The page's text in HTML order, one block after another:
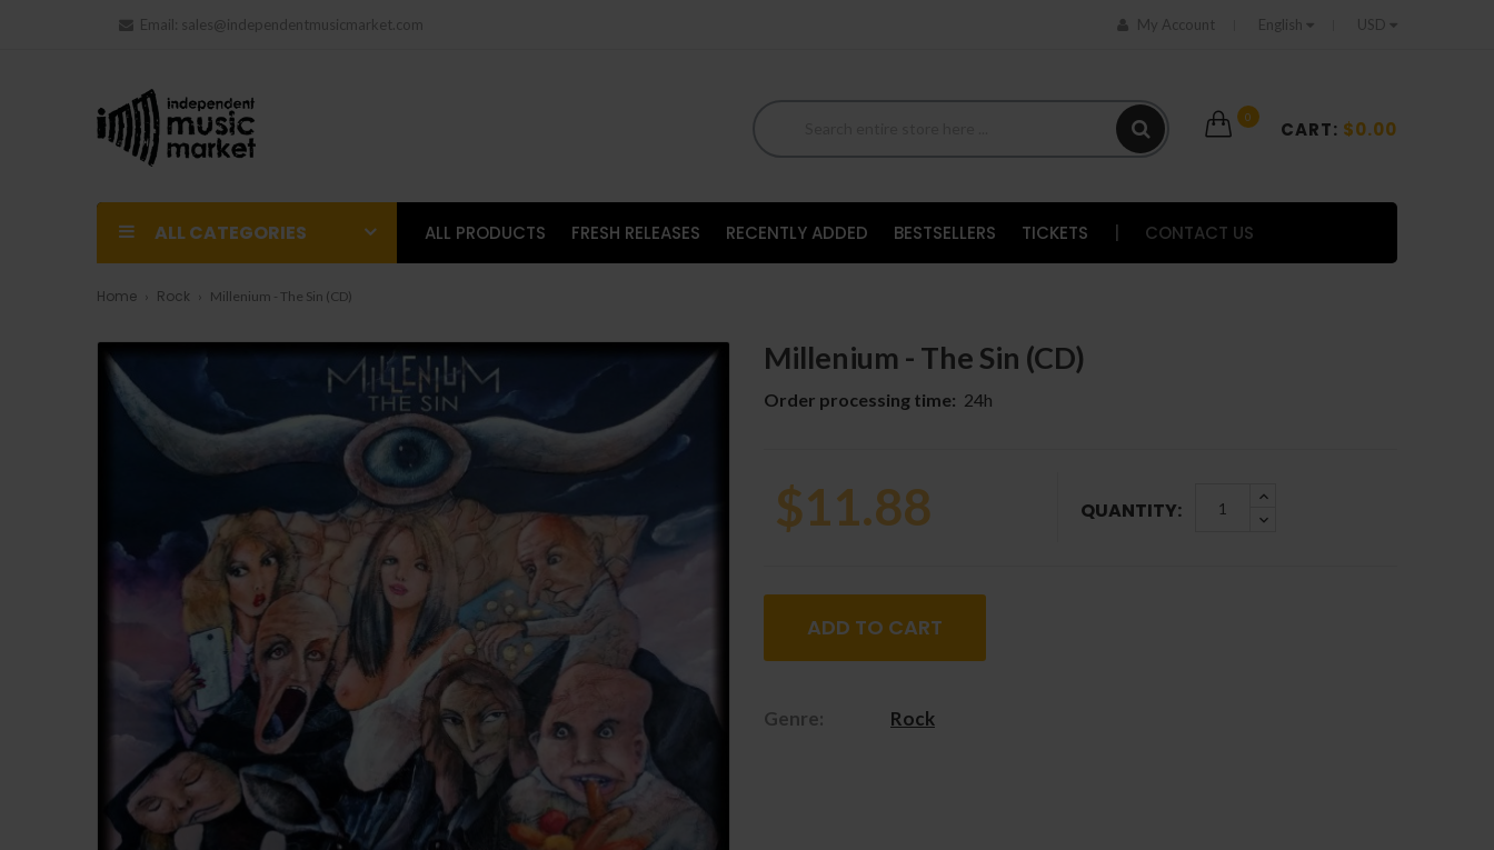
Email: sales@independentmusicmarket.com My Account English USD
0
CART: $0.00
ALL CATEGORIES ALL PRODUCTS FRESH RELEASES RECENTLY ADDED BESTSELLERS TICKETS CONTACT US
Home Rock Millenium - The Sin (CD)
Millenium - The Sin (CD)
Order processing time: 24h
$11.88 QUANTITY:
ADD TO CART
Genre: Rock